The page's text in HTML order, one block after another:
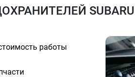
работы